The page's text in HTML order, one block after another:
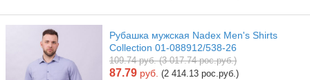
Рубашка мужская Nadex Men's Shirts
Collection 01-088912/538-26
109.74 руб. (3 017.74 рос.руб.)
87.79 руб. (2 414.13 рос.руб.)